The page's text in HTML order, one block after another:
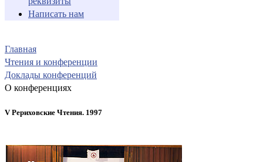
Написать нам
Главная
Чтения и конференции
Доклады конференций
О конференциях
V Рериховские Чтения. 1997